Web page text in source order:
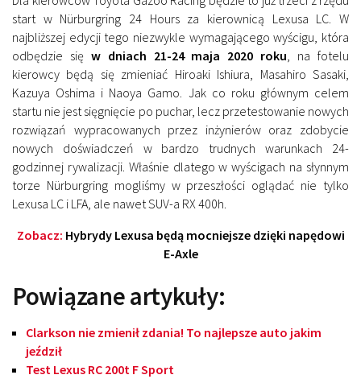
start w Nürburgring 24 Hours za kierownicą Lexusa LC. W
najbliższej edycji tego niezwykle wymagającego wyścigu, która
odbędzie się w dniach 21-24 maja 2020 roku, na fotelu
kierowcy będą się zmieniać Hiroaki Ishiura, Masahiro Sasaki,
Kazuya Oshima i Naoya Gamo. Jak co roku głównym celem
startu nie jest sięgnięcie po puchar, lecz przetestowanie nowych
rozwiązań wypracowanych przez inżynierów oraz zdobycie
nowych doświadczeń w bardzo trudnych warunkach 24-
godzinnej rywalizacji. Właśnie dlatego w wyścigach na słynnym
torze Nürburgring mogliśmy w przeszłości oglądać nie tylko
Lexusa LC i LFA, ale nawet SUV-a RX 400h.
Zobacz: Hybrydy Lexusa będą mocniejsze dzięki napędowi
E-Axle
Powiązane artykuły:
Clarkson nie zmienił zdania! To najlepsze auto jakim
jeździł
Test Lexus RC 200t F Sport